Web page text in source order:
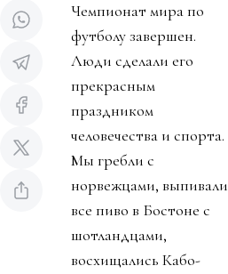
Чемпионат мира по
футболу завершен.
Люди сделали его
прекрасным
праздником
человечества и спорта.
Мы гребли с
норвежцами, выпивали
все пиво в Бостоне с
шотландцами,
восхищались Кабо-